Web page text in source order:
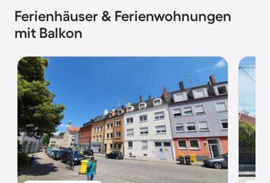
Ferienhäuser & Ferienwohnungen
mit Balkon